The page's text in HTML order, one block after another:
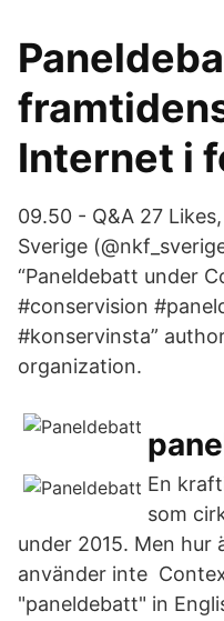
Internet i
09.50 - Q&A 27
Sverige
“Paneldebatt under
#conservision
#konservinsta”
organization.
En
som
under 2015. Men hur
använder inte
"paneldebatt" in